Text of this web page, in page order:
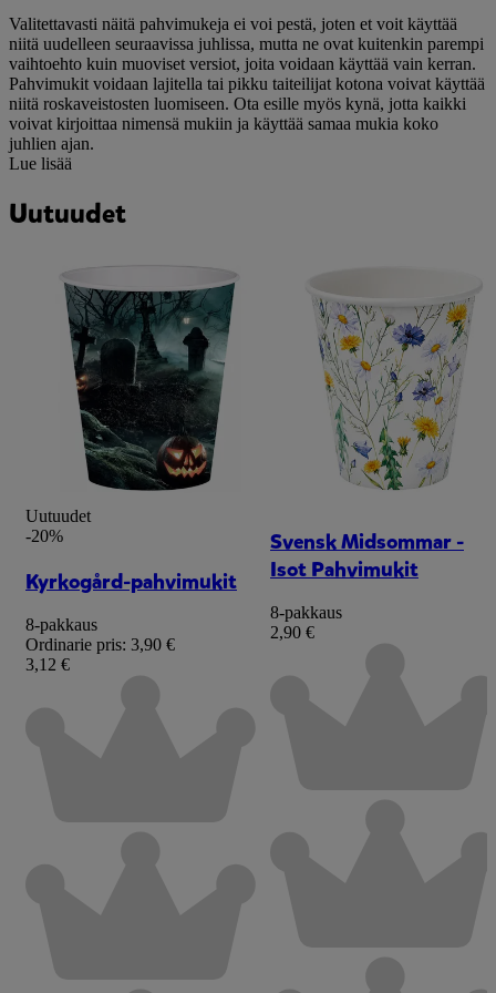
Valitettavasti näitä pahvimukeja ei voi pestä, joten et voit käyttää
niitä uudelleen seuraavissa juhlissa, mutta ne ovat kuitenkin parempi
vaihtoehto kuin muoviset versiot, joita voidaan käyttää vain kerran.
Pahvimukit voidaan lajitella tai pikku taiteilijat kotona voivat käyttää
niitä roskaveistosten luomiseen. Ota esille myös kynä, jotta kaikki
voivat kirjoittaa nimensä mukiin ja käyttää samaa mukia koko
juhlien ajan.
Lue lisää
Uutuudet
Uutuudet
-20%
Kyrkogård-pahvimukit
8-pakkaus
Ordinarie pris: 3,90 €
3,12 €
Svensk Midsommar -
Isot Pahvimukit
8-pakkaus
2,90 €